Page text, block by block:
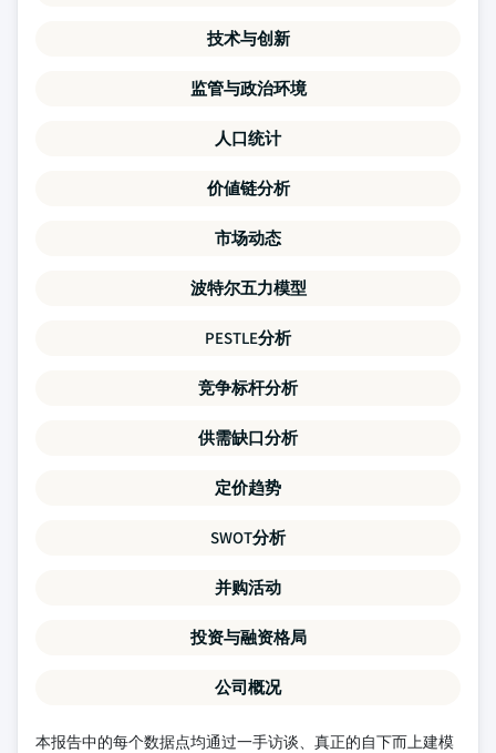
技术与创新
监管与政治环境
人口统计
价値链分析
市场动态
波特尔五力模型
PESTLE分析
竞争标杆分析
供需缺口分析
定价趋势
SWOT分析
并购活动
投资与融资格局
公司概况
本报告中的每个数据点均通过一手访谈、真正的自下而上建模